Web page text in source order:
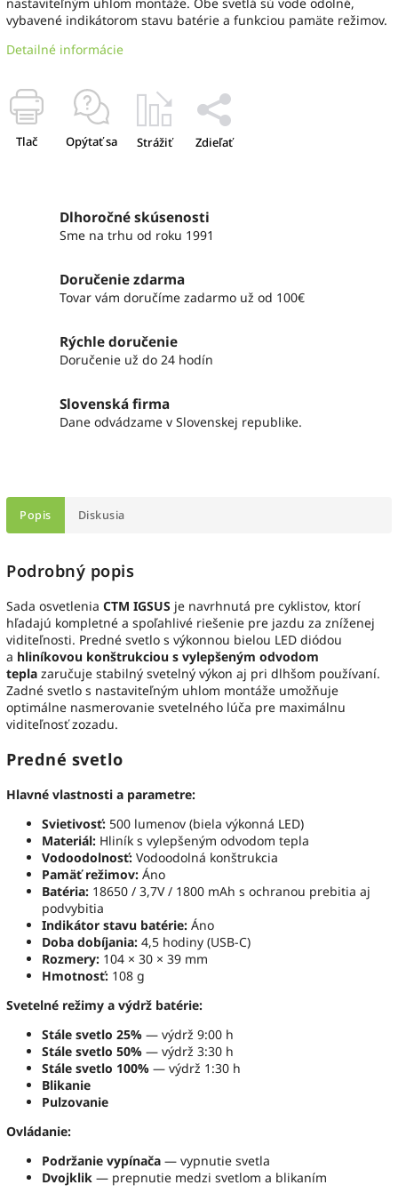
vybavené indikátorom stavu batérie a funkciou pamäte režimov.
Detailné informácie
Tlač Opýtať sa Strážiť Zdieľať
Dlhoročné skúsenosti
Sme na trhu od roku 1991
Doručenie zdarma
Tovar vám doručíme zadarmo už od 100€
Rýchle doručenie
Doručenie už do 24 hodín
Slovenská firma
Dane odvádzame v Slovenskej republike.
Popis Diskusia
Podrobný popis
Sada osvetlenia CTM IGSUS je navrhnutá pre cyklistov, ktorí
hľadajú kompletné a spoľahlivé riešenie pre jazdu za zníženej
viditeľnosti. Predné svetlo s výkonnou bielou LED diódou
a hliníkovou konštrukciou s vylepšeným odvodom
tepla zaručuje stabilný svetelný výkon aj pri dlhšom používaní.
Zadné svetlo s nastaviteľným uhlom montáže umožňuje
optimálne nasmerovanie svetelného lúča pre maximálnu
viditeľnosť zozadu.
Predné svetlo
Hlavné vlastnosti a parametre:
Svietivosť: 500 lumenov (biela výkonná LED)
Materiál: Hliník s vylepšeným odvodom tepla
Vodoodolnosť: Vodoodolná konštrukcia
Pamäť režimov: Áno
Batéria: 18650 / 3,7V / 1800 mAh s ochranou prebitia aj
podvybitia
Indikátor stavu batérie: Áno
Doba dobíjania: 4,5 hodiny (USB-C)
Rozmery: 104 × 30 × 39 mm
Hmotnosť: 108 g
Svetelné režimy a výdrž batérie:
Stále svetlo 25% — výdrž 9:00 h
Stále svetlo 50% — výdrž 3:30 h
Stále svetlo 100% — výdrž 1:30 h
Blikanie
Pulzovanie
Ovládanie:
Podržanie vypínača — vypnutie svetla
Dvojklik — prepnutie medzi svetlom a blikaním